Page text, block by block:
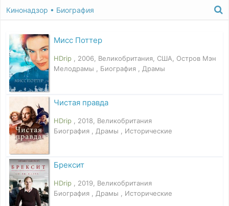
Кинонадзор • Биография
Мисс Поттер
HDrip
, 2006, Великобритания, США, Остров Мэн
Мелодрамы , Биография , Драмы
Чистая правда
HDrip
, 2018, Великобритания
Биография , Драмы , Исторические
Брексит
HDrip
, 2019, Великобритания
Биография , Драмы , Исторические